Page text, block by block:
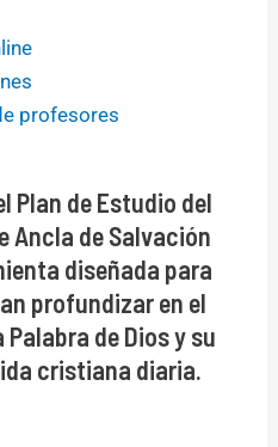
profesores
Plan de Estudio del
Ancla de Salvación
diseñada para
profundizar en el
de Dios y su
cristiana diaria.